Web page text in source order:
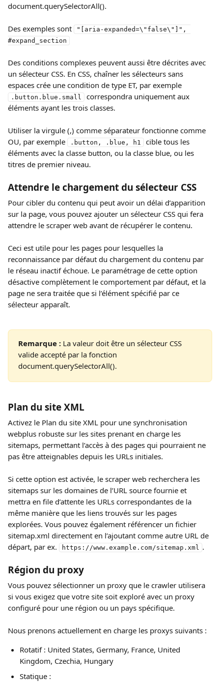
document.querySelectorAll().
Des exemples sont
"[aria-expanded=\"false\"]",
#expand_section
Des conditions complexes peuvent aussi être décrites avec
un sélecteur CSS. En CSS, chaîner les sélecteurs sans
espaces crée une condition de type ET, par exemple
.button.blue.small
correspondra uniquement aux
éléments ayant les trois classes.
Utiliser la virgule (,) comme séparateur fonctionne comme
OU, par exemple
.button, .blue, h1
cible tous les
éléments avec la classe button, ou la classe blue, ou les
titres de premier niveau.
Attendre le chargement du sélecteur CSS
Pour cibler du contenu qui peut avoir un délai d’apparition
sur la page, vous pouvez ajouter un sélecteur CSS qui fera
attendre le scraper web avant de récupérer le contenu.
Ceci est utile pour les pages pour lesquelles la
reconnaissance par défaut du chargement du contenu par
le réseau inactif échoue. Le paramétrage de cette option
désactive complètement le comportement par défaut, et la
page ne sera traitée que si l’élément spécifié par ce
sélecteur apparaît.
Remarque : La valeur doit être un sélecteur CSS
valide accepté par la fonction
document.querySelectorAll().
Plan du site XML
Activez le Plan du site XML pour une synchronisation
webplus robuste sur les sites prenant en charge les
sitemaps, permettant l’accès à des pages qui pourraient ne
pas être atteignables depuis les URLs initiales.
Si cette option est activée, le scraper web recherchera les
sitemaps sur les domaines de l’URL source fournie et
mettra en file d’attente les URLs correspondantes de la
même manière que les liens trouvés sur les pages
explorées. Vous pouvez également référencer un fichier
sitemap.xml directement en l’ajoutant comme autre URL de
départ, par ex.
https://www.example.com/sitemap.xml .
Région du proxy
Vous pouvez sélectionner un proxy que le crawler utilisera
si vous exigez que votre site soit exploré avec un proxy
configuré pour une région ou un pays spécifique.
Nous prenons actuellement en charge les proxys suivants :
Rotatif : United States, Germany, France, United
Kingdom, Czechia, Hungary
Statique :